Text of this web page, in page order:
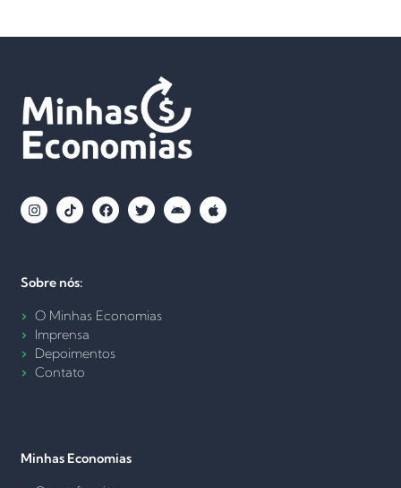
Sobre nós:
O Minhas Economias
Imprensa
Depoimentos
Contato
Minhas Economias